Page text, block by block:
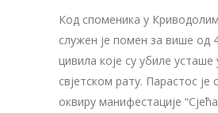
Код споменика у
служен је помен за више од
цивила које су убиле усташе
свјетском рату. Парастос је
оквиру манифестације